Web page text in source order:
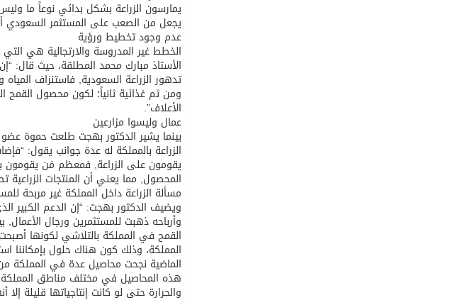
يمارسون الزراعة بشكل بدائي نوعاً ما
يجعل من الصعب على المستثمر
عدم وجود تخطيط ورؤية
الخطط غير المدروسة والارتجالية هي
الأستاذ مبارك محمد المطلقة، حيث قال:
تدهور الزراعة السعودية, فاستنزاف
ومن ثم غذائية ثانياً؛ لكون محصول القمح
الأعلاف”.
عمال وليسوا مزارعين
بينما يشير الدكتور بهجت طلعت حموة
الزراعة بالمملكة له عدة جوانب يقول:
يقومون على الزراعة, فمعظم مَن يقومون
المحصول, مما يعني أن المنتجات
مسألة الزراعة داخل المملكة غير مربحة
ويضيف الدكتور بهجت: “إن الدعم الكبير
وأرباحه ذهبت للمستثمرين ورجال
القمح في المملكة بالتلاشي لكونها
المملكة، وذلك كون هناك حلول
الماضية نجحت محاصيل عدة في المملكة
هذه المحاصيل في مختلف مناطق المملكة
والحرارة حتى لو كانت إنتاجياتها قليلة